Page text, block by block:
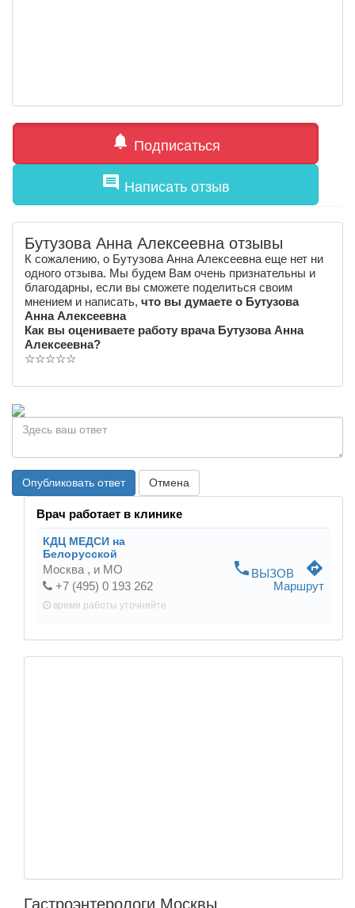
notifications Подписаться
comment Написать отзыв
Бутузова Анна Алексеевна отзывы
К сожалению, о Бутузова Анна Алексеевна еще нет ни
одного отзыва. Мы будем Вам очень признательны и
благодарны, если вы сможете поделиться своим
мнением и написать, что вы думаете о Бутузова
Анна Алексеевна
Как вы оцениваете работу врача Бутузова Анна
Алексеевна?
☆☆☆☆☆
Опубликовать ответ Отмена
Врач работает в клинике
КДЦ МЕДСИ на
Белорусской
Москва , и МО
+7 (495) 0 193 262
время работы уточняйте
phone ВЫЗОВ directions
Маршрут
Гастроэнтерологи Москвы